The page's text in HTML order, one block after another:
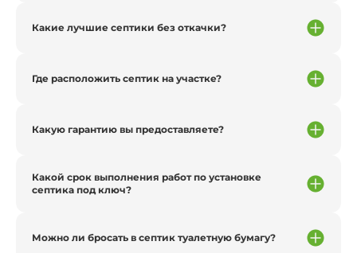
Какие лучшие септики без откачки?
Где расположить септик на участке?
Какую гарантию вы предоставляете?
Какой срок выполнения работ по установке
септика под ключ?
Можно ли бросать в септик туалетную бумагу?